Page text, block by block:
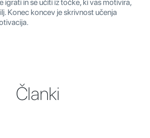
igrati in se učiti iz točke, ki vas motivira,
Konec koncev je skrivnost učenja
Članki